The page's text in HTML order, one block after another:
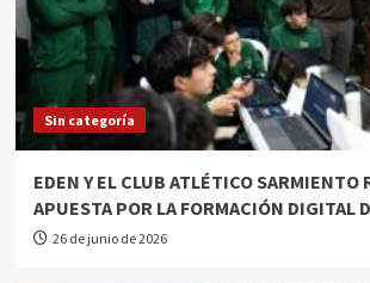
Sin categoría
EDEN Y EL CLUB ATLÉTICO SARMIENTO
APUESTA POR LA FORMACIÓN DIGITAL
26 de junio de 2026